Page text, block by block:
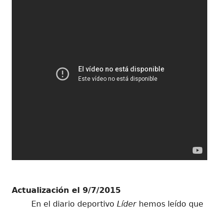
Actualización el 9/7/2015
En el diario deportivo Líderhemos leído que